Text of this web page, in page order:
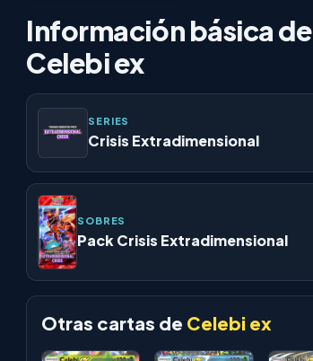
Información básica de
Celebi ex
SERIES
Crisis Extradimensional
SOBRES
Pack Crisis Extradimensional
Otras cartas de Celebi ex